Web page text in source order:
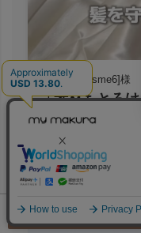
[@mugi_cosme6]様
「素材もとろ
♡」
×